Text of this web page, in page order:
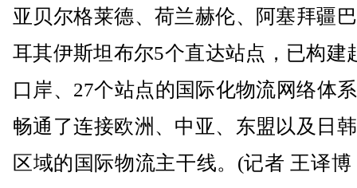
亚贝尔格莱德、荷兰赫伦、阿塞拜疆
耳其伊斯坦布尔5个直达站点，已构建
口岸、27个站点的国际化物流网络体
畅通了连接欧洲、中亚、东盟以及日
区域的国际物流主干线。(记者 王译博